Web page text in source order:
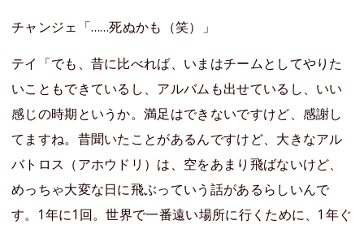
チャンジェ「……死ぬかも（笑）」
テイ「でも、昔に比べれば、いまはチームとしてやりた
いこともできているし、アルバムも出せているし、いい
感じの時期というか。満足はできないですけど、感謝し
てますね。昔聞いたことがあるんですけど、大きなアル
バトロス（アホウドリ）は、空をあまり飛ばないけど、
めっちゃ大変な日に飛ぶっていう話があるらしいんで
す。1年に1回。世界で一番遠い場所に行くために、1年ぐ